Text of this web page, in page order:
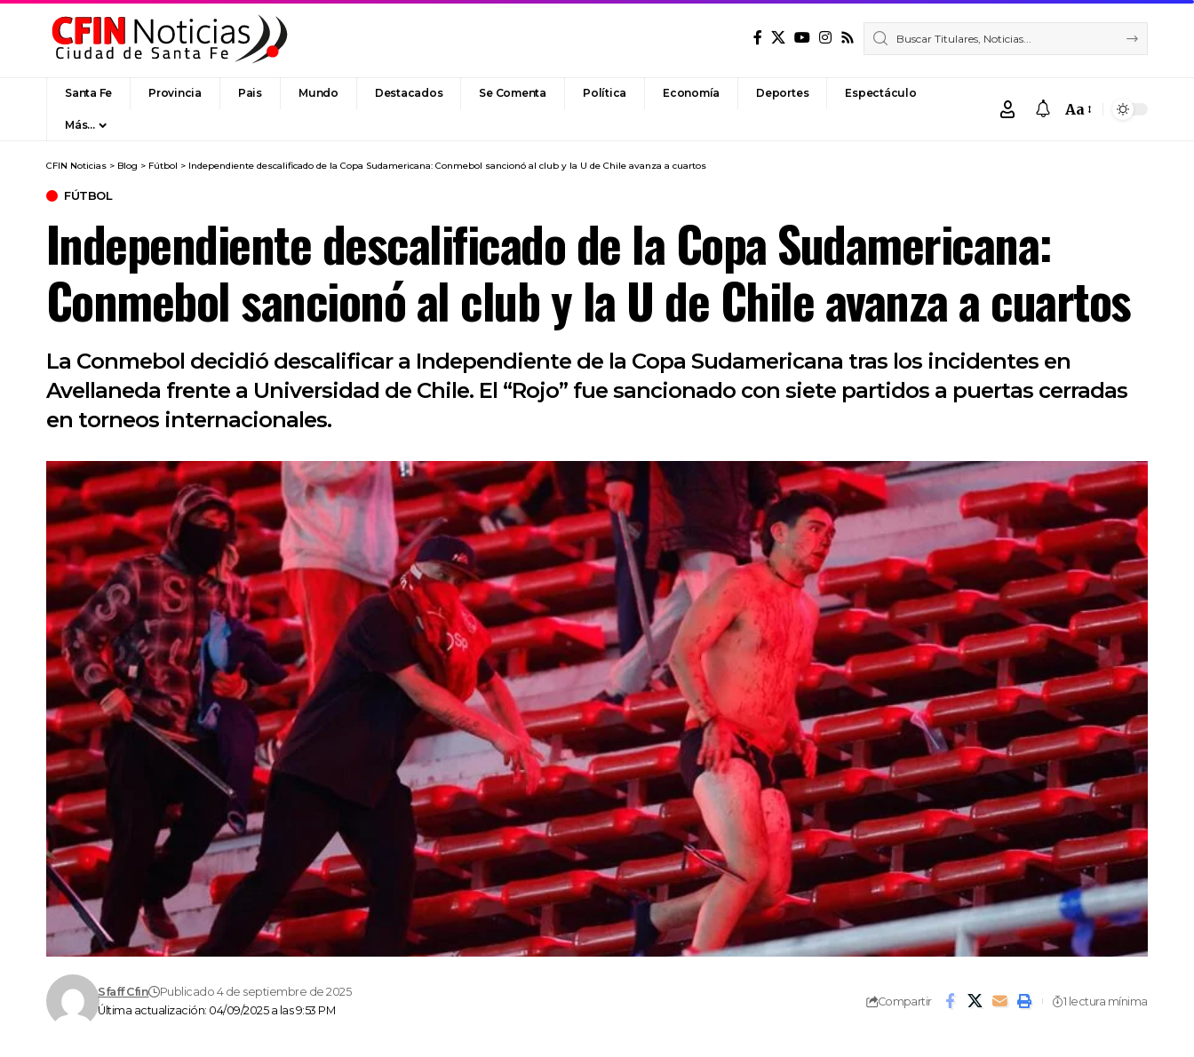
Santa Fe Provincia Pais Mundo Destacados Se Comenta Política Economía Deportes Espectáculo
Más…
Font
Aa
CFIN Noticias > Blog > Fútbol > Independiente descalificado de la Copa Sudamericana: Conmebol sancionó al club y la U de Chile avanza a cuartos
FÚTBOL
Independiente descalificado de la Copa Sudamericana:
Conmebol sancionó al club y la U de Chile avanza a cuartos
La Conmebol decidió descalificar a Independiente de la Copa Sudamericana tras los incidentes en
Avellaneda frente a Universidad de Chile. El “Rojo” fue sancionado con siete partidos a puertas cerradas
en torneos internacionales.
Última actualización: 04/09/2025 a las 9:53 PM
Sfaff Cfin Publicado 4 de septiembre de 2025
Compartir 1 lectura mínima